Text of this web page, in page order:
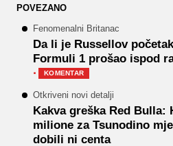
POVEZANO
Fenomenalni Britanac
Da li je Russellov
Formuli 1 prošao ispod
· KOMENTAR
Otkriveni novi detalji
Kakva greška Red Bulla:
milione za Tsunodino
dobili ni centa